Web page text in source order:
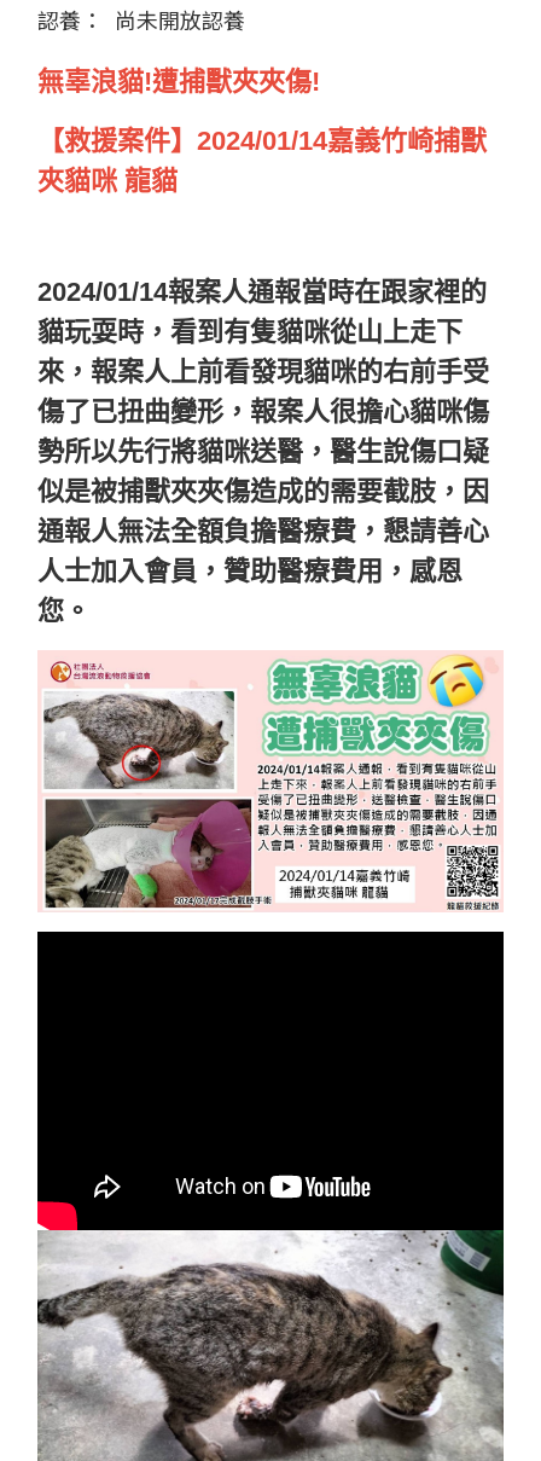
認養： 尚未開放認養
無辜浪貓!遭捕獸夾夾傷!
【救援案件】2024/01/14嘉義竹崎捕獸
夾貓咪 龍貓
2024/01/14報案人通報當時在跟家裡的
貓玩耍時，看到有隻貓咪從山上走下
來，報案人上前看發現貓咪的右前手受
傷了已扭曲變形，報案人很擔心貓咪傷
勢所以先行將貓咪送醫，醫生說傷口疑
似是被捕獸夾夾傷造成的需要截肢，因
通報人無法全額負擔醫療費，懇請善心
人士加入會員，贊助醫療費用，感恩
您。